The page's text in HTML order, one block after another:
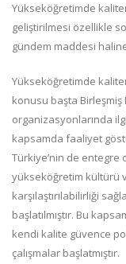
Yükseköğretimde
geliştirilmesi özellikle
gündem maddesi
Yükseköğretimde
konusu başta
organizasyonlarında
kapsamda faaliyet
Türkiye’nin de entegre
yükseköğretim kültürü
karşılaştırılabilirliği
başlatılmıştır. Bu
kendi kalite güvence
çalışmalar başlatmıştır.